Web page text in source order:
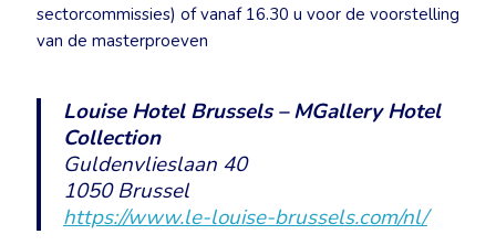
sectorcommissies) of vanaf 16.30 u voor de voorstelling
van de masterproeven
Louise Hotel Brussels – MGallery Hotel
Collection
Guldenvlieslaan 40
1050 Brussel
https://www.le-louise-brussels.com/nl/